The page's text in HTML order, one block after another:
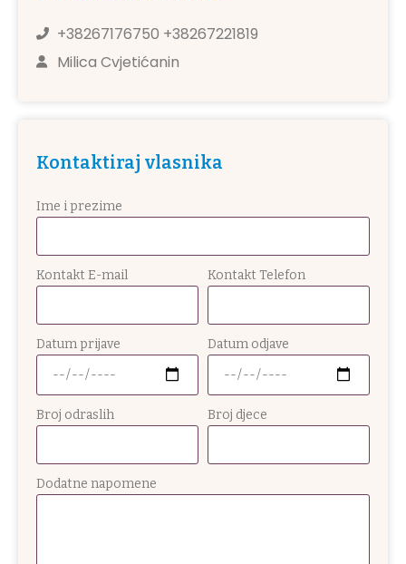
+38267176750 +38267221819
Milica Cvjetićanin
Kontaktiraj vlasnika
Ime i prezime
Kontakt E-mail Kontakt Telefon
Datum prijave Datum odjave
Broj odraslih Broj djece
Dodatne napomene